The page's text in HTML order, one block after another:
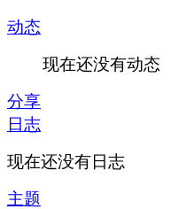
动态
现在还没有动态
分享
日志
现在还没有日志
主题